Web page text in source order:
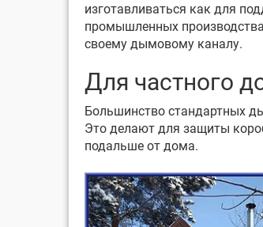
изготавливаться как для
промышленных
своему дымовому каналу.
Для частного
Большинство стандартных
Это делают для защиты
подальше от дома.